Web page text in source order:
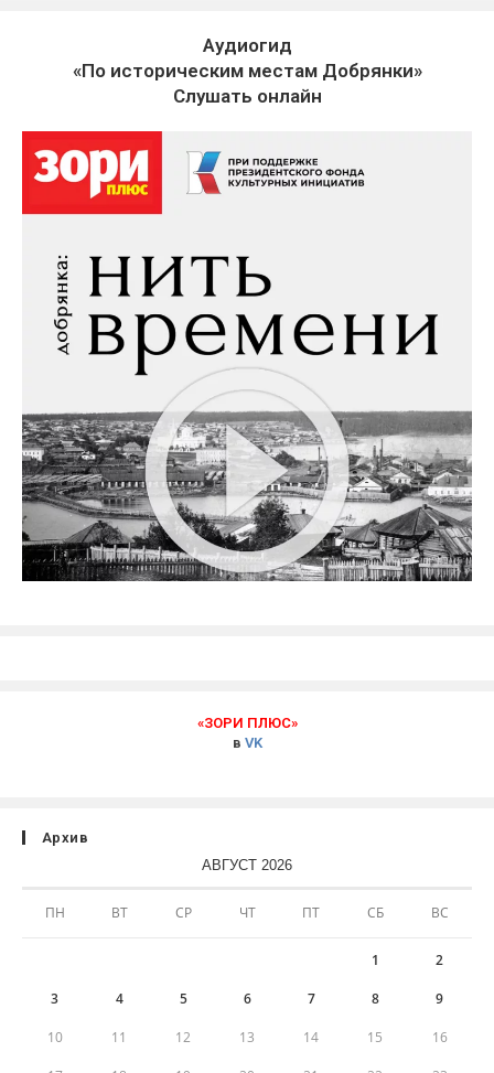
Аудиогид
«По историческим местам Добрянки»
Слушать онлайн
«ЗОРИ ПЛЮС»
в VK
Архив
АВГУСТ 2026
ПН ВТ СР ЧТ ПТ СБ ВС
1 2
3 4 5 6 7 8 9
10 11 12 13 14 15 16